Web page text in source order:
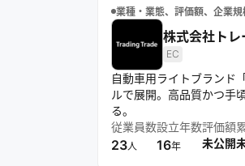
業種・業態、評価額、企業
株式会社トレ
EC
自動車用ライトブランド
ルで展開。高品質かつ手
る。
従業員数
23人
設立年数
16年
評価額
未公開